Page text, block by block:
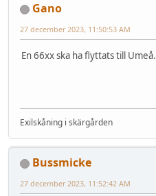
Gano
27 december 2023, 11:50:53 AM
En 66xx ska ha flyttats till Umeå.
Exilskåning i skärgården
Bussmicke
27 december 2023, 11:52:42 AM